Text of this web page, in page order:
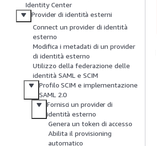
Identity Center
Provider di identità esterni
Connect un provider di identità
esterno
Modifica i metadati di un provider
di identità esterno
Utilizzo della federazione delle
identità SAML e SCIM
Profilo SCIM e implementazione
SAML 2.0
Fornisci un provider di
identità esterno
Genera un token di accesso
Abilita il provisioning
automatico